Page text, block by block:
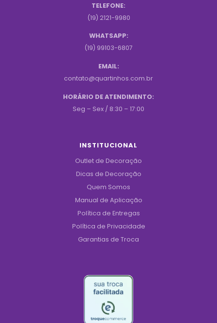
TELEFONE:
(19) 2121-9980
WHATSAPP:
(19) 99103-6807
EMAIL:
contato@quartinhos.com.br
HORÁRIO DE ATENDIMENTO:
Seg – Sex / 8:30 – 17:00
INSTITUCIONAL
Outlet de Decoração
Dicas de Decoração
Quem Somos
Manual de Aplicação
Política de Entregas
Política de Privacidade
Garantias de Troca